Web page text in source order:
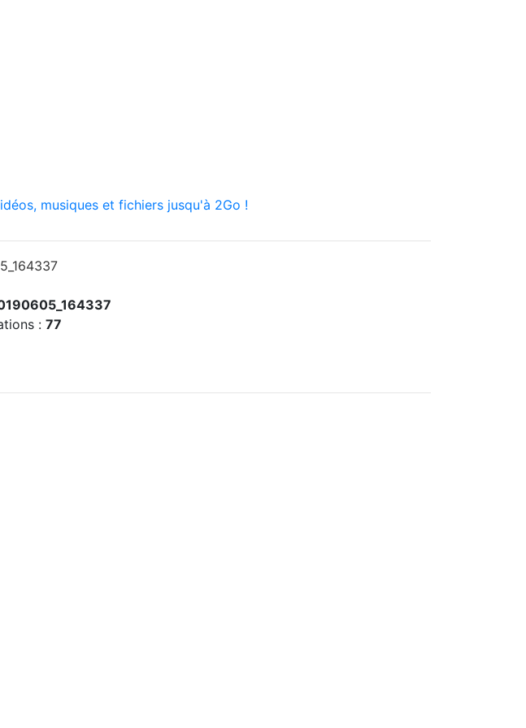
musiques et fichiers jusqu'à 2Go !
: 77